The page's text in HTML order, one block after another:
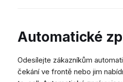
Automatické
Odesílejte zákazníkům
čekání ve frontě nebo jim